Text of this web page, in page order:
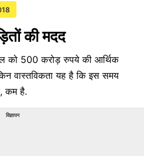
की मदद
को 500 करोड़ रुपये की आर्थिक
वास्तविकता यह है कि इस समय
कम है.
विज्ञापन